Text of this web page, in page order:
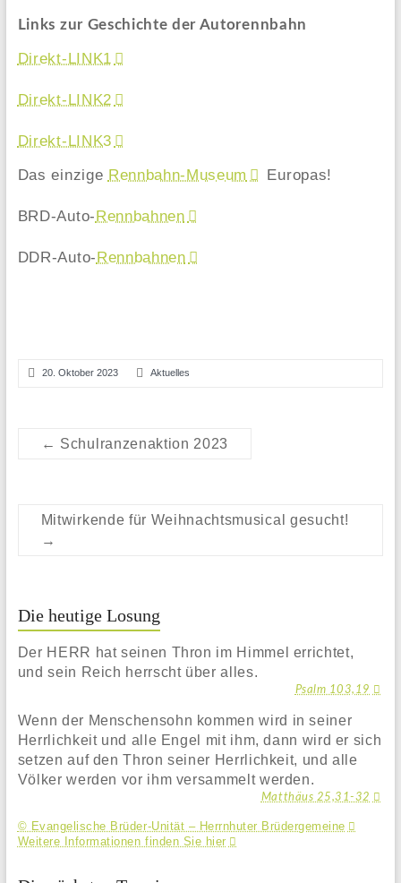
Links zur Geschichte der Autorennbahn
Direkt-LINK1
Direkt-LINK2
Direkt-LINK3
Das einzige Rennbahn-Museum Europas!
BRD-Auto-Rennbahnen
DDR-Auto-Rennbahnen
20. Oktober 2023 Aktuelles
← Schulranzenaktion 2023
Mitwirkende für Weihnachtsmusical gesucht!
→
Die heutige Losung
Der HERR hat seinen Thron im Himmel errichtet,
und sein Reich herrscht über alles.
Psalm 103,19
Wenn der Menschensohn kommen wird in seiner
Herrlichkeit und alle Engel mit ihm, dann wird er sich
setzen auf den Thron seiner Herrlichkeit, und alle
Völker werden vor ihm versammelt werden.
Matthäus 25,31-32
© Evangelische Brüder-Unität – Herrnhuter Brüdergemeine
Weitere Informationen finden Sie hier